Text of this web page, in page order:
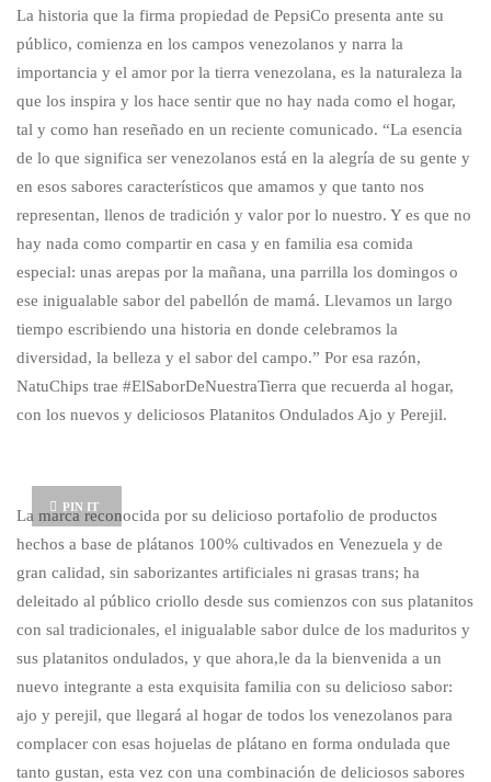
La historia que la firma propiedad de PepsiCo presenta ante su
público, comienza en los campos venezolanos y narra la
importancia y el amor por la tierra venezolana, es la naturaleza la
que los inspira y los hace sentir que no hay nada como el hogar,
tal y como han reseñado en un reciente comunicado. “La esencia
de lo que significa ser venezolanos está en la alegría de su gente y
en esos sabores característicos que amamos y que tanto nos
representan, llenos de tradición y valor por lo nuestro. Y es que no
hay nada como compartir en casa y en familia esa comida
especial: unas arepas por la mañana, una parrilla los domingos o
ese inigualable sabor del pabellón de mamá. Llevamos un largo
tiempo escribiendo una historia en donde celebramos la
diversidad, la belleza y el sabor del campo.” Por esa razón,
NatuChips trae #ElSaborDeNuestraTierra que recuerda al hogar,
con los nuevos y deliciosos Platanitos Ondulados Ajo y Perejil.
PIN IT
La marca reconocida por su delicioso portafolio de productos
hechos a base de plátanos 100% cultivados en Venezuela y de
gran calidad, sin saborizantes artificiales ni grasas trans; ha
deleitado al público criollo desde sus comienzos con sus platanitos
con sal tradicionales, el inigualable sabor dulce de los maduritos y
sus platanitos ondulados, y que ahora,le da la bienvenida a un
nuevo integrante a esta exquisita familia con su delicioso sabor:
ajo y perejil, que llegará al hogar de todos los venezolanos para
complacer con esas hojuelas de plátano en forma ondulada que
tanto gustan, esta vez con una combinación de deliciosos sabores